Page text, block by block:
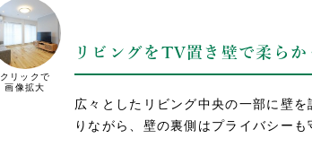
クリックで
画像拡大
リビングをTV置き壁で柔ら
広々としたリビング中央の一部に壁
りながら、壁の裏側はプライバシー